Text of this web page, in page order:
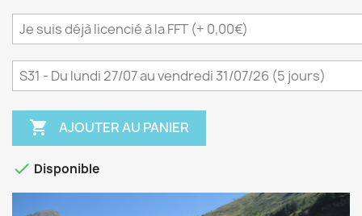
 AJOUTER AU PANIER
 Disponible